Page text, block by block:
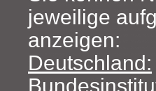
jeweilige
anzeigen:
Deutschland: